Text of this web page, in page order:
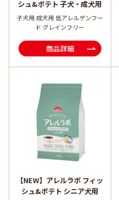
シュ&ポテト 子犬・成犬用
子犬用 成犬用 低アレルゲンフー
ド グレインフリー
商品詳細
【NEW】アレルラボ フィッ
シュ&ポテト シニア犬用